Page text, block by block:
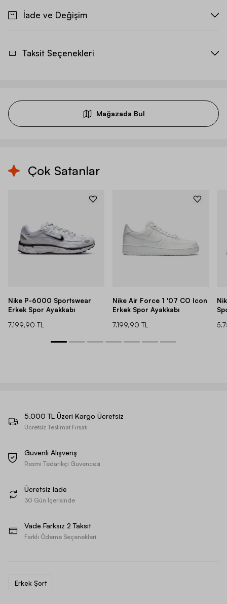
İade ve Değişim
Taksit Seçenekleri
Mağazada Bul
Çok Satanlar
Nike P-6000 Sportswear
Erkek Spor Ayakkabı
7.199,90 TL
Nike Air Force 1 '07 CO Icon
Erkek Spor Ayakkabı
7.199,90 TL
5.000 TL Üzeri Kargo Ücretsiz
Ücretsiz Teslimat Fırsatı
Güvenli Alışveriş
Resmi Tedarikçi Güvencesi
Ücretsiz İade
30 Gün İçerisinde
Vade Farksız 2 Taksit
Farklı Ödeme Seçenekleri
Erkek Şort